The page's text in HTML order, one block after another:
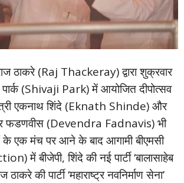
ठाकरे (Raj Thackeray) द्वारा शुक्रवार
पार्क (Shivaji Park) में आयोजित दीपोत्सव
एकनाथ शिंदे (Eknath Shinde) और
फडणवीस (Devendra Fadnavis) भी
एक मंच पर आने के बाद आगामी बीएमसी
में बीजेपी, शिंदे की नई पार्टी ‘बालासाहेब
की पार्टी ‘महाराष्ट्र नवनिर्माण सेना’